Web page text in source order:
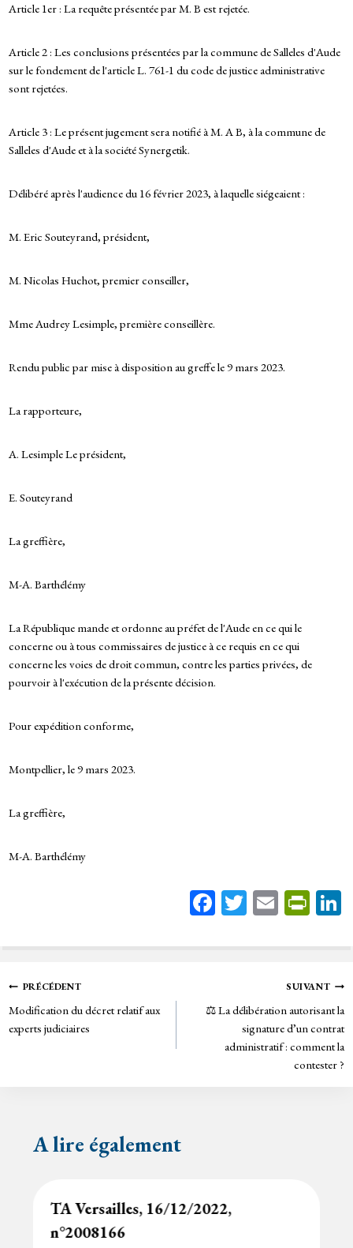
Article 1er : La requête présentée par M. B est rejetée.
Article 2 : Les conclusions présentées par la commune de Salleles d'Aude
sur le fondement de l'article L. 761-1 du code de justice administrative
sont rejetées.
Article 3 : Le présent jugement sera notifié à M. A B, à la commune de
Salleles d'Aude et à la société Synergetik.
Délibéré après l'audience du 16 février 2023, à laquelle siégeaient :
M. Eric Souteyrand, président,
M. Nicolas Huchot, premier conseiller,
Mme Audrey Lesimple, première conseillère.
Rendu public par mise à disposition au greffe le 9 mars 2023.
La rapporteure,
A. Lesimple Le président,
E. Souteyrand
La greffière,
M-A. Barthélémy
La République mande et ordonne au préfet de l'Aude en ce qui le
concerne ou à tous commissaires de justice à ce requis en ce qui
concerne les voies de droit commun, contre les parties privées, de
pourvoir à l'exécution de la présente décision.
Pour expédition conforme,
Montpellier, le 9 mars 2023.
La greffière,
M-A. Barthélémy
Fa
bo
T
tt
E
ail
Pr
tF
rie
n
dl
y
Navigation
de
PRÉCÉDENT
Modification du décret relatif aux
experts judiciaires
SUIVANT
⚖️ La délibération autorisant la
signature d’un contrat
administratif : comment la
contester ?
A lire également
TA Versailles, 16/12/2022,
n°2008166